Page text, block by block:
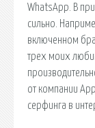
WhatsApp. В
сильно.
включенном
трех моих
от компании
серфинга в